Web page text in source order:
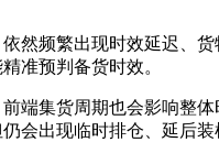
频繁出现时效延迟、货
准预判备货时效。
集货周期也会影响整体
会出现临时排仓、延后